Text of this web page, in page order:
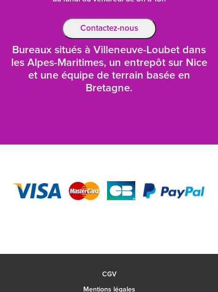
Contactez-nous
Bureaux situés à Villeneuve-Loubet dans
les Alpes-Maritimes, un entrepôt sur Nice
et une équipe de terrain basée en
Bretagne.
CGV
Mentions légales